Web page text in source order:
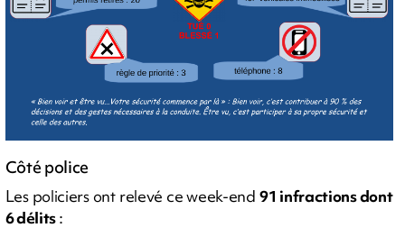
Côté police
Les policiers ont relevé ce week-end 91 infractions dont
6 délits: